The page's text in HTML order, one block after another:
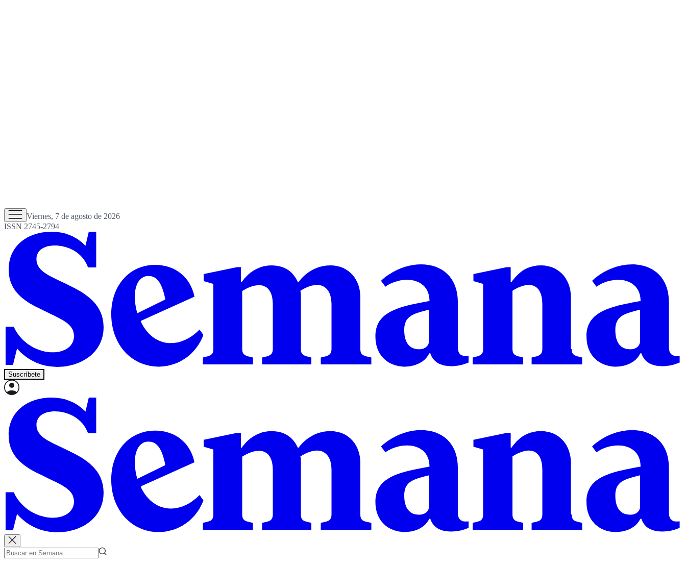
Viernes, 7 de agosto de 2026
ISSN 2745-2794
Suscríbete